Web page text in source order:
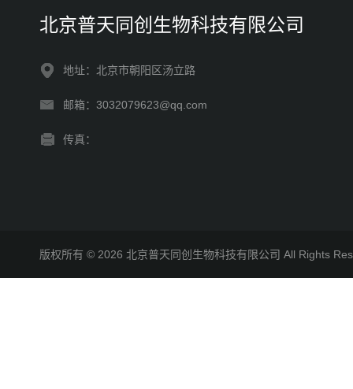
北京普天同创生物科技有限公司
地址：北京市朝阳区汤立路
邮箱：3032079623@qq.com
传真：
版权所有 © 2026 北京普天同创生物科技有限公司 All Rights